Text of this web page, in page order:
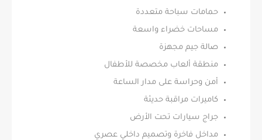
حمامات سباحة متعددة
مساحات خضراء واسعة
صالة جيم مجهزة
منطقة ألعاب مخصصة للأطفال
أمن وحراسة على مدار الساعة
كاميرات مراقبة حديثة
جراج سيارات تحت الأرض
مداخل فاخرة وتصميم داخلي عصري